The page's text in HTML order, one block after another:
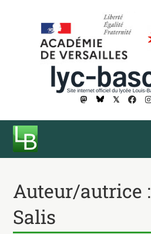
𝕏
Auteur/autrice :
Salis